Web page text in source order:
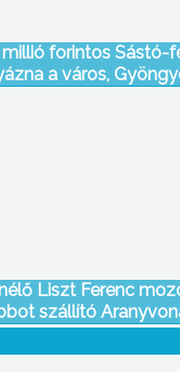
forintos Sástó-
a város,
Liszt Ferenc
szállító
azok,
kanyargó